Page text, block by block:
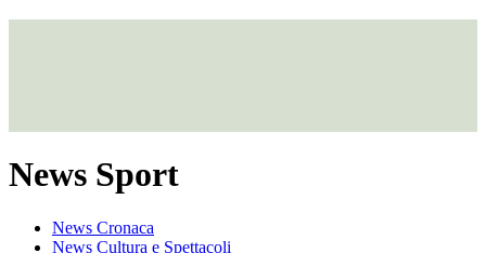
News Sport
News Cronaca
News Cultura e Spettacoli